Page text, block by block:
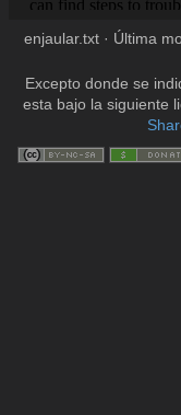
enjaular.txt · Última
Excepto donde se
esta bajo la siguiente